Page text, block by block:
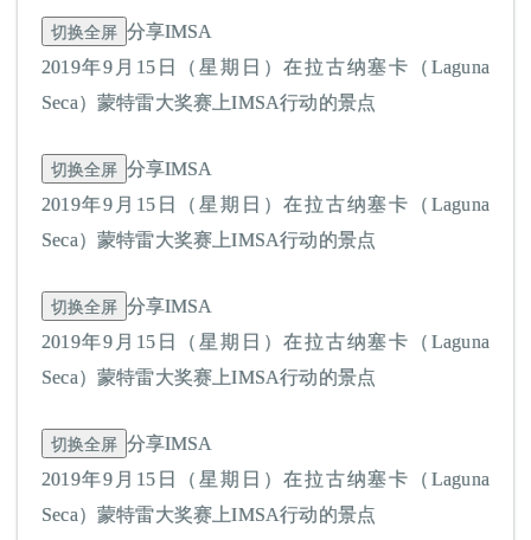
切换全屏 分享IMSA
2019年9月15日（星期日）在拉古纳塞卡（Laguna
Seca）蒙特雷大奖赛上IMSA行动的景点
切换全屏 分享IMSA
2019年9月15日（星期日）在拉古纳塞卡（Laguna
Seca）蒙特雷大奖赛上IMSA行动的景点
切换全屏 分享IMSA
2019年9月15日（星期日）在拉古纳塞卡（Laguna
Seca）蒙特雷大奖赛上IMSA行动的景点
切换全屏 分享IMSA
2019年9月15日（星期日）在拉古纳塞卡（Laguna
Seca）蒙特雷大奖赛上IMSA行动的景点